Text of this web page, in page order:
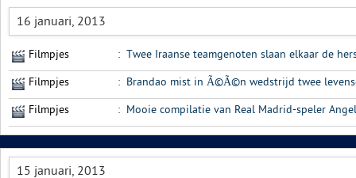
16 januari, 2013
Filmpjes : Twee Iraanse teamgenoten slaan elkaar de
Filmpjes : Brandao mist in Ã©Ã©n wedstrijd twee
Filmpjes : Mooie compilatie van Real Madrid-speler
15 januari, 2013